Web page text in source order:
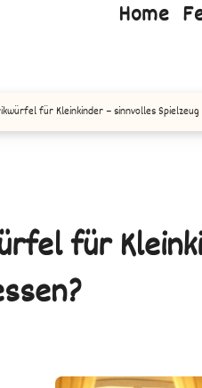
Home
für Kleinkinder – sinnvolles
für